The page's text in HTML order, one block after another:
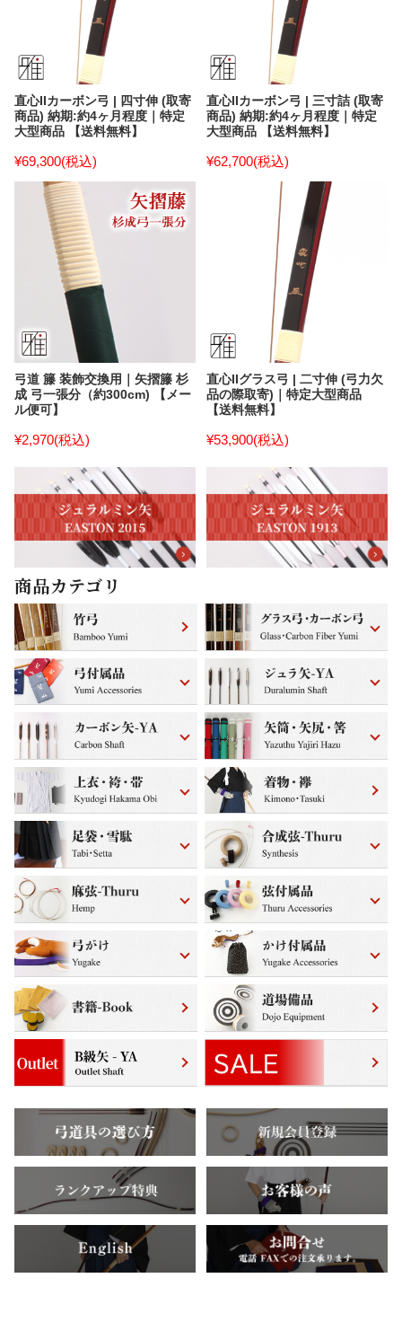
直心IIカーボン弓 | 四寸伸 (取寄
商品) 納期:約4ヶ月程度｜特定
大型商品 【送料無料】
¥69,300(税込)
直心IIカーボン弓 | 三寸詰 (取寄
商品) 納期:約4ヶ月程度｜特定
大型商品 【送料無料】
¥62,700(税込)
弓道 籐 装飾交換用｜矢摺籐 杉
成 弓一張分（約300cm) 【メー
ル便可】
¥2,970(税込)
直心IIグラス弓 | 二寸伸 (弓力欠
品の際取寄)｜特定大型商品
【送料無料】
¥53,900(税込)
商品カテゴリ